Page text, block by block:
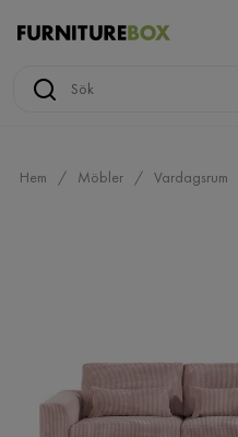
Hem Möbler Vardagsrum